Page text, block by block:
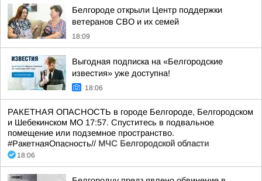
Белгороде открыли Центр поддержки
ветеранов СВО и их семей
18:09
Выгодная подписка на «Белгородские
известия» уже доступна!
18:06
РАКЕТНАЯ ОПАСНОСТЬ в городе Белгороде, Белгородском
и Шебекинском МО 17:57. Спуститесь в подвальное
помещение или подземное пространство.
#РакетнаяОпасность// МЧС Белгородской области
18:06